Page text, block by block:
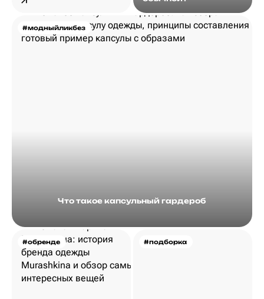
#модныйликбез
Что такое капсульный гардероб
#обренде #подборка